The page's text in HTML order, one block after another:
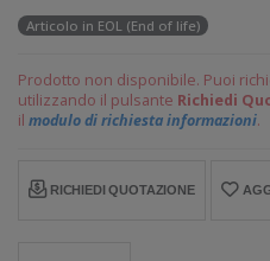
Articolo in EOL (End of life)
Prodotto non disponibile. Puoi
utilizzando il pulsante Richiedi
il modulo di richiesta informazioni.
RICHIEDI QUOTAZIONE